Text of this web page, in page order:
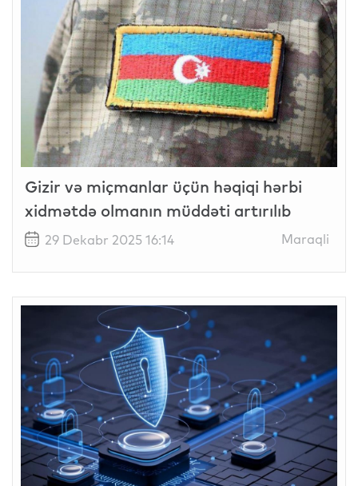
Gizir və miçmanlar üçün həqiqi hərbi
xidmətdə olmanın müddəti artırılıb
29 Dekabr 2025 16:14 Maraqli